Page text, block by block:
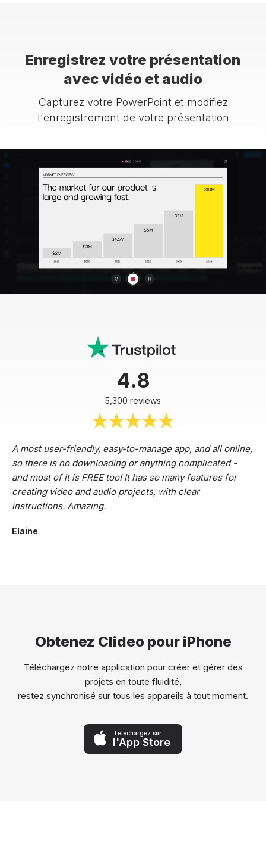
Enregistrez votre présentation
avec vidéo et audio
Capturez votre PowerPoint et modifiez
l'enregistrement de votre présentation
4.8
5,300 reviews
A most user-friendly, easy-to-manage app, and all online,
so there is no downloading or anything complicated -
and most of it is FREE too! It has so many features for
creating video and audio projects, with clear
instructions. Amazing.
Elaine
Obtenez Clideo pour iPhone
Téléchargez notre application pour créer et gérer des
projets en toute fluidité,
restez synchronisé sur tous les appareils à tout moment.
Téléchargez sur
l'App Store